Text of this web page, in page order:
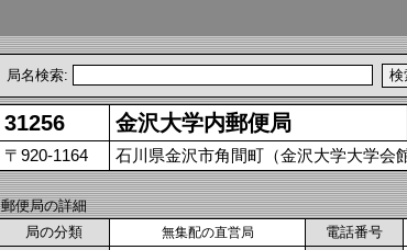
局名検索:
31256 金沢大学内郵便局
〒920-1164 石川県金沢市角間町（金沢大学大学会
郵便局の詳細
局の分類
無集配の直営局 電話番号